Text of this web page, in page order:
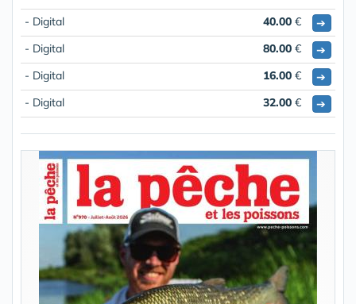
- Digital 40.00 €
➔
- Digital
80.00 €
➔
- Digital
16.00 €
➔
- Digital
32.00 € ➔